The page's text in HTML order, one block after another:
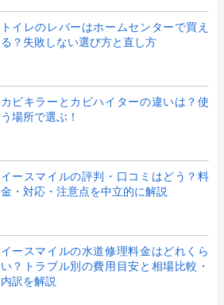
トイレのレバーはホームセンターで買え
る？失敗しない選び方と直し方
カビキラーとカビハイターの違いは？使
う場所で選ぶ！
イースマイルの評判・口コミはどう？料
金・対応・注意点を中立的に解説
イースマイルの水道修理料金はどれくら
い？トラブル別の費用目安と相場比較・
内訳を解説